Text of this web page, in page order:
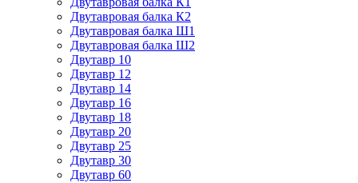
Двутавровая балка К2
Двутавровая балка Ш1
Двутавровая балка Ш2
Двутавр 10
Двутавр 12
Двутавр 14
Двутавр 16
Двутавр 18
Двутавр 20
Двутавр 25
Двутавр 30
Двутавр 60